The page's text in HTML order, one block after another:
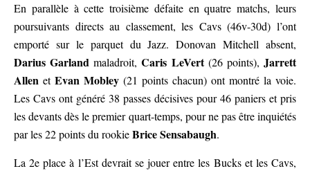
En parallèle à cette troisième défaite en quatre matchs, leurs
poursuivants directs au classement, les Cavs (46v-30d) l’ont
emporté sur le parquet du Jazz. Donovan Mitchell absent,
Darius Garland maladroit,Caris LeVert(26 points),Jarrett
Allen et Evan Mobley (21 points chacun) ont montré la voie.
Les Cavs ont généré 38 passes décisives pour 46 paniers et pris
les devants dès le premier quart-temps, pour ne pas être inquiétés
par les 22 points du rookieBrice Sensabaugh.
La 2e place à l’Est devrait se jouer entre les Bucks et les Cavs,